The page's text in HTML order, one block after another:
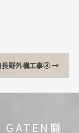
長野外構工事➂→